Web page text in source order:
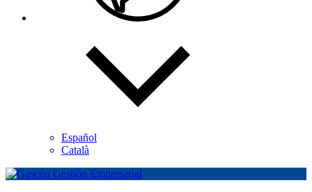
Español
Català